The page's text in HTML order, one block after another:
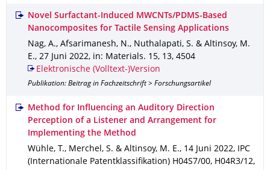
Novel Surfactant-Induced MWCNTs/PDMS-Based
Nanocomposites for Tactile Sensing Applications
Nag, A., Afsarimanesh, N., Nuthalapati, S. & Altinsoy, M.
E., 27 Juni 2022, in: Materials. 15, 13, 4504
Elektronische (Volltext-)Version
Publikation: Beitrag in Fachzeitschrift > Forschungsartikel
Method for Influencing an Auditory Direction
Perception of a Listener and Arrangement for
Implementing the Method
Wühle, T., Merchel, S. & Altinsoy, M. E., 14 Juni 2022,
IPC
(Internationale Patentklassifikation) H04S7/00, H04R3/12,